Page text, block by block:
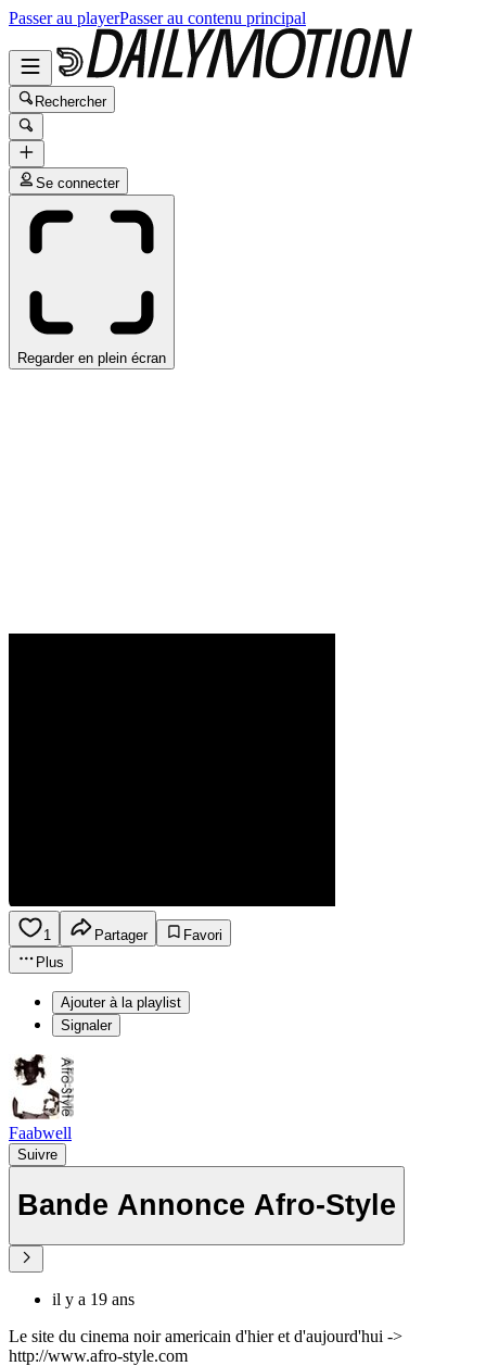
Passer au playerPasser au contenu principal
Rechercher
Se connecter
Regarder en plein écran
1 Partager
Favori
Plus
Ajouter à la playlist
Signaler
Faabwell
Suivre
Bande Annonce Afro-Style
il y a 19 ans
Le site du cinema noir americain d'hier et d'aujourd'hui ->
http://www.afro-style.com